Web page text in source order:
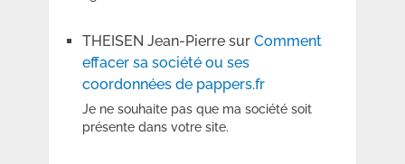
THEISEN Jean-Pierresur Comment
effacer sa société ou ses
coordonnées de pappers.fr
Je ne souhaite pas que ma société soit
présente dans votre site.